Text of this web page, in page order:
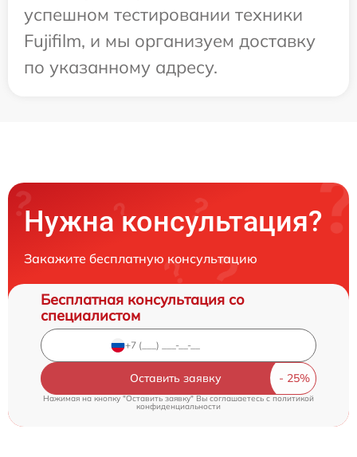
успешном тестировании техники
Fujifilm, и мы организуем доставку
по указанному адресу.
Нужна консультация?
Закажите бесплатную консультацию
Бесплатная консультация со
специалистом
Оставить заявку
Нажимая на кнопку "Оставить заявку" Вы соглашаетесь cполитикой
конфиденциальности